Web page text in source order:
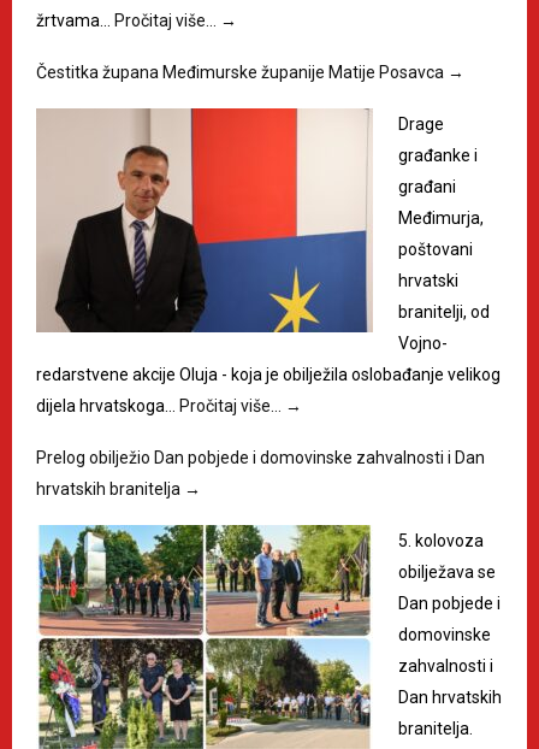
žrtvama…
Pročitaj više… →
Čestitka župana Međimurske županije Matije Posavca →
Drage
građanke i
građani
Međimurja,
poštovani
hrvatski
branitelji, od
Vojno-
redarstvene akcije Oluja - koja je obilježila oslobađanje velikog
dijela hrvatskoga…
Pročitaj više… →
Prelog obilježio Dan pobjede i domovinske zahvalnosti i Dan
hrvatskih branitelja →
5. kolovoza
obilježava se
Dan pobjede i
domovinske
zahvalnosti i
Dan hrvatskih
branitelja.